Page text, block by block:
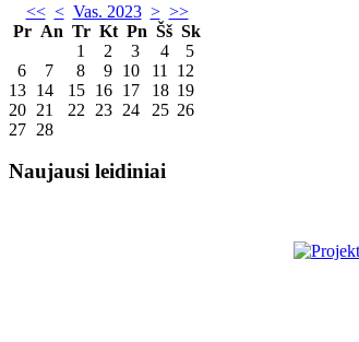
<< < Vas. 2023 > >>
Pr An Tr Kt Pn Šš Sk
1
2 3 4
5
6
7 8 9 10 11
12
13 14 15 16 17 18 19
20 21 22 23 24 25 26
27 28
Naujausi leidiniai